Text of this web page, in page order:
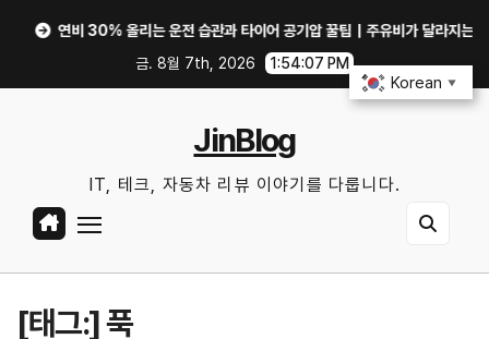
연비 30% 올리는 운전 습관과 타이어 공기압 꿀팁｜주유비가 달라지는 핵심은?
금. 8월 7th, 2026
1:54:07 PM
JinBlog
IT, 테크, 자동차 리뷰 이야기를 다룹니다.
[태그:]푹
Korean ▼